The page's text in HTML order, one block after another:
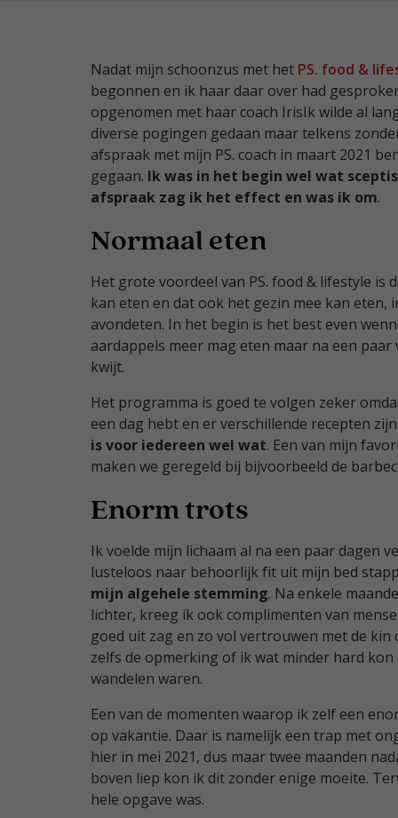
Nadat mijn schoonzus met het PS. food &
begonnen en ik haar daar over had
opgenomen met haar coach IrisIk wilde al
diverse pogingen gedaan maar telkens
afspraak met mijn PS. coach in maart 2021
gegaan. Ik was in het begin wel wat
afspraak zag ik het effect en was ik om.
Normaal eten
Het grote voordeel van PS. food & lifestyle is
kan eten en dat ook het gezin mee kan eten,
avondeten. In het begin is het best even
aardappels meer mag eten maar na een paar
kwijt.
Het programma is goed te volgen zeker
een dag hebt en er verschillende recepten
is voor iedereen wel wat. Een van mijn
maken we geregeld bij bijvoorbeeld de
Enorm trots
Ik voelde mijn lichaam al na een paar dagen
lusteloos naar behoorlijk fit uit mijn bed
mijn algehele stemming. Na enkele
lichter, kreeg ik ook complimenten van
goed uit zag en zo vol vertrouwen met de
zelfs de opmerking of ik wat minder hard kon
wandelen waren.
Een van de momenten waarop ik zelf een
op vakantie. Daar is namelijk een trap met
hier in mei 2021, dus maar twee maanden
boven liep kon ik dit zonder enige moeite.
hele opgave was.